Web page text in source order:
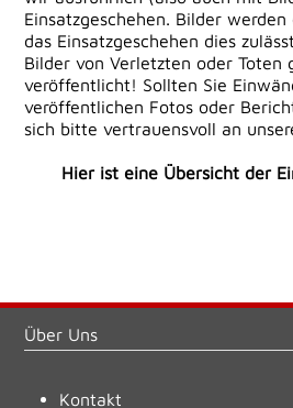
Einsatzgeschehen. Bilder
das Einsatzgeschehen dies
Bilder von Verletzten oder Toten
veröffentlicht! Sollten Sie
veröffentlichen Fotos oder
sich bitte vertrauensvoll an
Hier ist eine Übersicht der
Über Uns
Kontakt